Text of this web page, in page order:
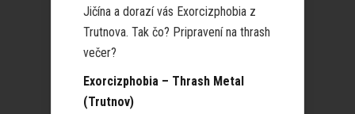
Jičína a dorazí vás Exorcizphobia z
Trutnova. Tak čo? Pripravení na thrash
večer?
Exorcizphobia – Thrash Metal
(Trutnov)